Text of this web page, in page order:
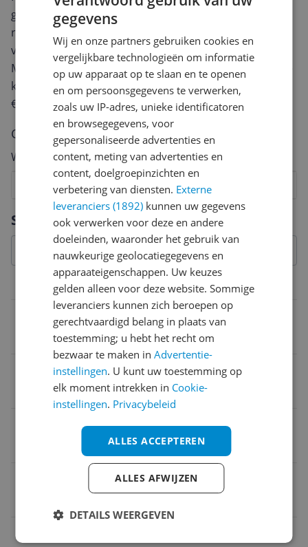
Specificaties
Productinformatie
Toetsenbord opties
Personage
Kunststof
Taal toetsenbordindeling
geven? Start dan hieronder met het schrijven van je
review. Afhankelijk van de details duurt het schrijven
van een review gemiddeld tussen de 3 en 10 minuten.
Met jouw mening help je andere bezoekers een betere
keuze te maken én maak je iedere maand kans op
€250,-!
Klik hier voor de actievoorwaarden.
Cijfer
Welk cijfer geef jij dit product?
7
6
5
4
3
2
Vraag 1 van 4
gegevens
Wij en onze partners gebruiken cookies en
vergelijkbare technologieën om informatie
op uw apparaat op te slaan en te openen
en om persoonsgegevens te verwerken,
zoals uw IP-adres, unieke identificatoren
en browsegegevens, voor
gepersonaliseerde advertenties en
content, meting van advertenties en
content, doelgroepinzichten en
verbetering van diensten. Externe
leveranciers (1892) kunnen uw gegevens
ook verwerken voor deze en andere
doeleinden, waaronder het gebruik van
nauwkeurige geolocatiegegevens en
apparaateigenschappen. Uw keuzes
gelden alleen voor deze website. Sommige
leveranciers kunnen zich beroepen op
gerechtvaardigd belang in plaats van
toestemming; u hebt het recht om
bezwaar te maken inAdvertentie-
instellingen. U kunt uw toestemming op
elk moment intrekken in Cookie-
instellingen. Privacybeleid
ALLES ACCEPTEREN
ALLES AFWIJZEN
DETAILS WEERGEVEN